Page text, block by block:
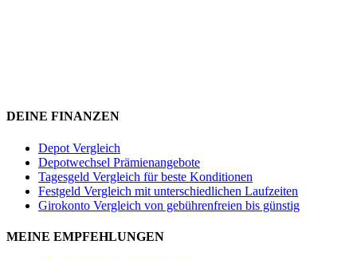
DEINE FINANZEN
Depot Vergleich
Depotwechsel Prämienangebote
Tagesgeld Vergleich für beste Konditionen
Festgeld Vergleich mit unterschiedlichen Laufzeiten
Girokonto Vergleich von gebührenfreien bis günstig
MEINE EMPFEHLUNGEN